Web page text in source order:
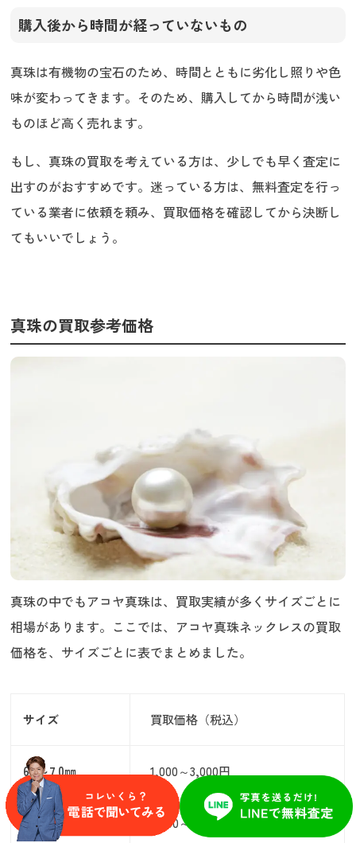
購入後から時間が経っていないもの
真珠は有機物の宝石のため、時間とともに劣化し照りや色
味が変わってきます。そのため、購入してから時間が浅い
ものほど高く売れます。
もし、真珠の買取を考えている方は、少しでも早く査定に
出すのがおすすめです。迷っている方は、無料査定を行っ
ている業者に依頼を頼み、買取価格を確認してから決断し
てもいいでしょう。
真珠の買取参考価格
真珠の中でもアコヤ真珠は、買取実績が多くサイズごとに
相場があります。ここでは、アコヤ真珠ネックレスの買取
価格を、サイズごとに表でまとめました。
サイズ 買取価格（税込）
6.5～7.0㎜ 1,000～3,000円
7.0～7.5㎜ 3,000～5,000円